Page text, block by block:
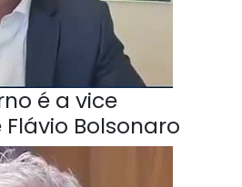
é a vice
Bolsonaro